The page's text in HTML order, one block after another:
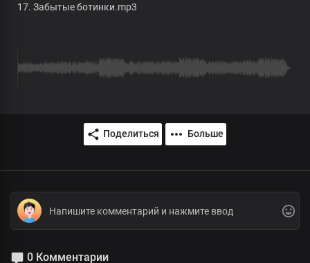
17. Забытые ботинки.mp3
Поделиться Больше
0 Комментарии